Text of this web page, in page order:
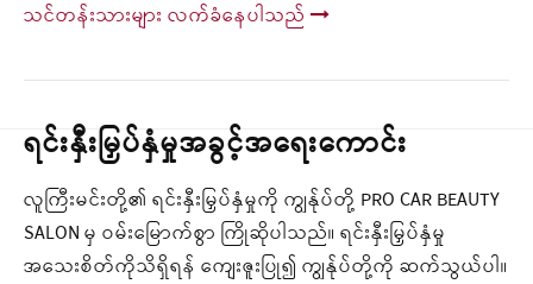
သင်တန်းသားများ လက်ခံနေပါသည်
ရင်းနှီးမြှပ်နှံမှုအခွင့်အရေးကောင်း
လူကြီးမင်းတို့၏ ရင်းနှီးမြှပ်နှံမှုကို ကျွန်ုပ်တို့ PRO CAR BEAUTY
SALON မှ ဝမ်းမြောက်စွာ ကြိုဆိုပါသည်။ ရင်းနှီးမြှပ်နှံမှု
အသေးစိတ်ကိုသိရှိရန် ကျေးဇူးပြု၍ ကျွန်ုပ်တို့ကို ဆက်သွယ်ပါ။